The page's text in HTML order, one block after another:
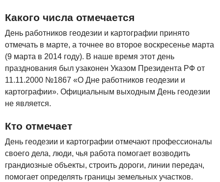
Какого числа отмечается
День работников геодезии и картографии принято
отмечать в марте, а точнее во второе воскресенье марта
(9 марта в 2014 году). В наше время этот день
празднования был узаконен Указом Президента РФ от
11.11.2000 №1867 «О Дне работников геодезии и
картографии». Официальным выходным День геодезии
не является.
Кто отмечает
День геодезии и картографии отмечают профессионалы
своего дела, люди, чья работа помогает возводить
грандиозные объекты, строить дороги, линии передач,
помогает определять границы земельных участков.